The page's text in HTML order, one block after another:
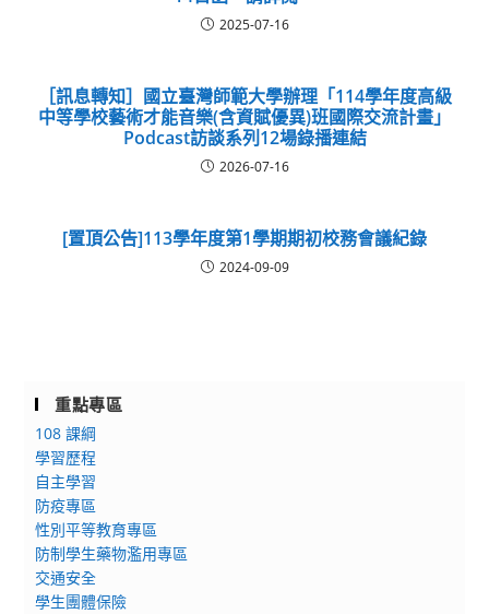
2025-07-16
［訊息轉知］國立臺灣師範大學辦理「114學年度高級
中等學校藝術才能音樂(含資賦優異)班國際交流計畫」
Podcast訪談系列12場錄播連結
2026-07-16
[置頂公告]113學年度第1學期期初校務會議紀錄
2024-09-09
重點專區
108 課綱
學習歷程
自主學習
防疫專區
性別平等教育專區
防制學生藥物濫用專區
交通安全
學生團體保險